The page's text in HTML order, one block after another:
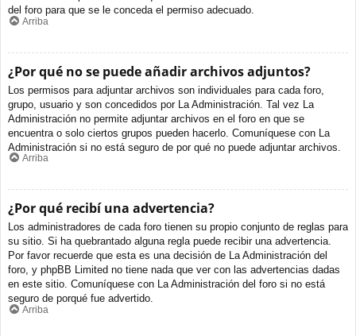
del foro para que se le conceda el permiso adecuado.
Arriba
¿Por qué no se puede añadir archivos adjuntos?
Los permisos para adjuntar archivos son individuales para cada foro,
grupo, usuario y son concedidos por La Administración. Tal vez La
Administración no permite adjuntar archivos en el foro en que se
encuentra o solo ciertos grupos pueden hacerlo. Comuníquese con La
Administración si no está seguro de por qué no puede adjuntar archivos.
Arriba
¿Por qué recibí una advertencia?
Los administradores de cada foro tienen su propio conjunto de reglas para
su sitio. Si ha quebrantado alguna regla puede recibir una advertencia.
Por favor recuerde que esta es una decisión de La Administración del
foro, y phpBB Limited no tiene nada que ver con las advertencias dadas
en este sitio. Comuníquese con La Administración del foro si no está
seguro de porqué fue advertido.
Arriba